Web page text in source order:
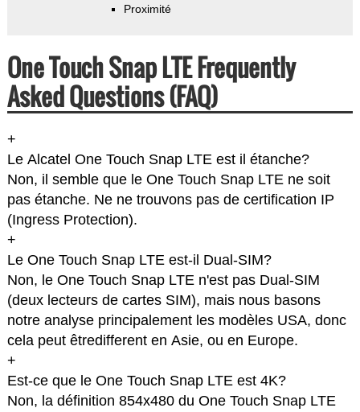
Proximité
One Touch Snap LTE Frequently
Asked Questions (FAQ)
+
Le Alcatel One Touch Snap LTE est il étanche?
Non, il semble que le One Touch Snap LTE ne soit
pas étanche. Ne ne trouvons pas de certification IP
(Ingress Protection).
+
Le One Touch Snap LTE est-il Dual-SIM?
Non, le One Touch Snap LTE n'est pas Dual-SIM
(deux lecteurs de cartes SIM), mais nous basons
notre analyse principalement les modèles USA, donc
cela peut êtredifferent en Asie, ou en Europe.
+
Est-ce que le One Touch Snap LTE est 4K?
Non, la définition 854x480 du One Touch Snap LTE